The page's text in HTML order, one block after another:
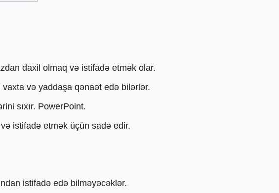
daxil olmaq və istifadə etmək olar.
və yaddaşa qənaət edə bilərlər.
sıxır. PowerPoint.
istifadə etmək üçün sadə edir.
istifadə edə bilməyəcəklər.